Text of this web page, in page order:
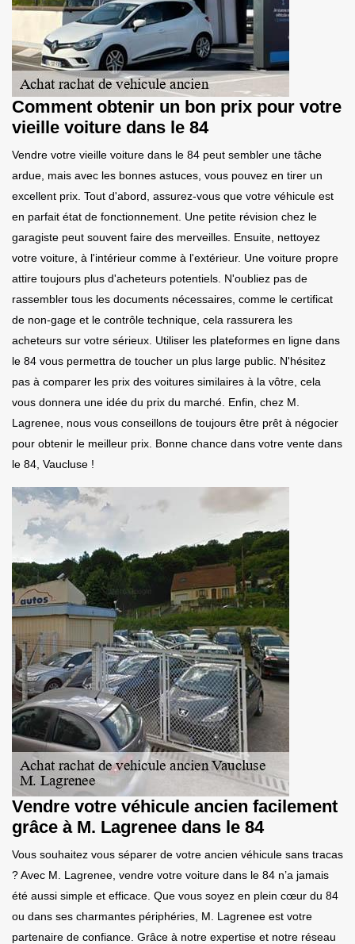
Comment obtenir un bon prix pour votre
vieille voiture dans le 84
Vendre votre vieille voiture dans le 84 peut sembler une tâche
ardue, mais avec les bonnes astuces, vous pouvez en tirer un
excellent prix. Tout d'abord, assurez-vous que votre véhicule est
en parfait état de fonctionnement. Une petite révision chez le
garagiste peut souvent faire des merveilles. Ensuite, nettoyez
votre voiture, à l'intérieur comme à l'extérieur. Une voiture propre
attire toujours plus d'acheteurs potentiels. N'oubliez pas de
rassembler tous les documents nécessaires, comme le certificat
de non-gage et le contrôle technique, cela rassurera les
acheteurs sur votre sérieux. Utiliser les plateformes en ligne dans
le 84 vous permettra de toucher un plus large public. N'hésitez
pas à comparer les prix des voitures similaires à la vôtre, cela
vous donnera une idée du prix du marché. Enfin, chez M.
Lagrenee, nous vous conseillons de toujours être prêt à négocier
pour obtenir le meilleur prix. Bonne chance dans votre vente dans
le 84, Vaucluse !
Vendre votre véhicule ancien facilement
grâce à M. Lagrenee dans le 84
Vous souhaitez vous séparer de votre ancien véhicule sans tracas
? Avec M. Lagrenee, vendre votre voiture dans le 84 n’a jamais
été aussi simple et efficace. Que vous soyez en plein cœur du 84
ou dans ses charmantes périphéries, M. Lagrenee est votre
partenaire de confiance. Grâce à notre expertise et notre réseau